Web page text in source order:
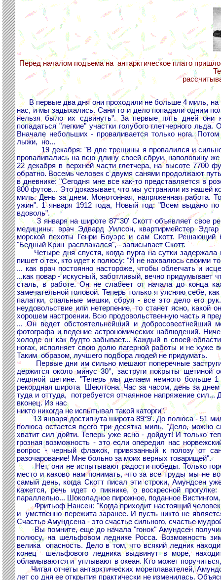
Перед началом подъема на антарктическое плато
В первые два дня они проходили не больше 4 миль,
нас, и мы задыхались. Сани то и дело попадали одним
нельзя было их сдвинуть". За первые пять дней они
попадаться "легкие" участки голубого глетчерного
Вначале небольших - проваливается только нога.
лыжи, но...
19 декабря: "В две трещины я провалился и сильно
проваливались на всю длину своей сбруи, наполовину
22 декабря в верхней части глетчера, на высоте 7700
обратно. Восемь человек с двумя санями продолжают
в дневнике: "Сегодня мне все как-то представляется в
800 футов... Это доказывает, что мы устранили из нашей
миль. День за днем. Монотонная, напряженная работа.
ужин". 1 января 1912 года, Новый год: "Всем выдано
вдоволь".
3 января на широте 87°30' Скотт объявляет свое
медицины, врач Эдвард Уилсон, квартирмейстер
морской пехоты Генри Боуэрс и сам Скотт. Решающий
"Бедный Крин расплакался", - записывает Скотт.
Четыре дня спустя, когда пурга на сутки задержала
пишет о тех, кто идет к полюсу: "Я не нахвалюсь своими
... как врач постоянно настороже, чтобы облегчать и
...как повар - искусный, заботливый, вечно придумывает
сталь, в работе. Он не слабеет от начала до конца
замечательной головой. Теперь только я уясняю себе,
палатки, спальные мешки, сбруя - все это дело его
неудовольствие или нетерпение, то станет ясно,
хорошем настроении. Всю продовольственную часть я
... Он ведет обстоятельнейший и добросовестнейший
фотографа и ведение астрономических наблюдений.
холоде он как будто забывает... Каждый в своей
ногах, исполняет свою долю лагерной работы и не хуже
Таким образом, лучшего подбора людей не придумать.
Первые дни им сильно мешают поперечные заструги.
держится около минус 30°, заструги покрыты
ледяной щетине. "Теперь мы делаем немного больше
рекордная широта Шеклтона. Час за часом, день за
туда и оттуда, потребуется отчаянное напряжение
вконец. Из нас
никто никогда не испытывал такой каторги".
13 января достигнута широта 89°9'. До полюса - 51
полюса остается всего три десятка миль. "Дело,
хватит сил дойти. Теперь уже ясно - дойдут! И только
грозная возможность - это если опередил нас
вопрос - черный флажок, привязанный к полозу от
разочарование! Мне больно за моих верных товарищей".
Нет, они не испытывают радости победы. Только
место и каково нам понимать, что за все труды мы не
самый день, когда Скотт писал эти строки, Амундсен
кажется, речь идет о пикнике, о воскресной
параллелью... Шоколадное пирожное, поданное
Фритьоф Нансен: "Когда приходит настоящий человек,
и умственно пережита заранее. И пусть никто не
Счастье Амундсена - это счастье сильного, счастье
Вы помните, еще до начала "гонок" Амундсен
полюсу, на шельфовом леднике Росса. Возможность
велика опасность. Дело в том, что всякий ледник
конец шельфового ледника выдвинут в море,
обламываются и уплывают в океан. Кто может
Читая отчеты антарктических мореплавателей,
лет со дня ее открытия практически не изменилась.